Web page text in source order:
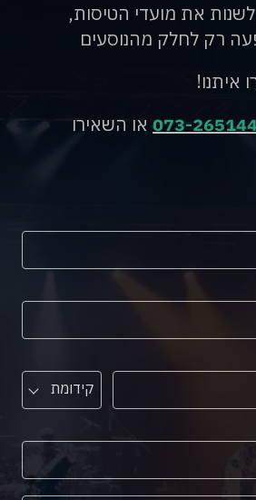
את מועדי הטיסות,
רק לחלק מהנוסעים
איתנו!
073- או השאירו
קידומת